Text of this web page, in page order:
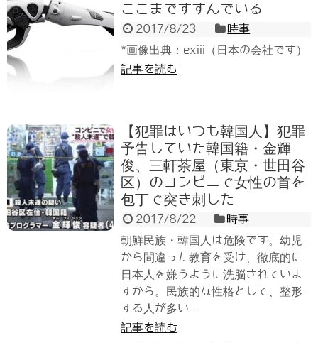
ここまですすんでいる
2017/8/23
時事
*画像出典：exiii（日本の会社です）
記事を読む
【犯罪はいつも韓国人】犯罪
予告していた韓国籍・金輝
俊、三軒茶屋（東京・世田谷
区）のコンビニで女性の首を
包丁で突き刺した
2017/8/22
時事
朝鮮民族・韓国人は危険です。幼児
から間違った教育を受け、徹底的に
日本人を嫌うように洗脳されていま
すから。民族的な性格として、整形
する人が多い...
記事を読む